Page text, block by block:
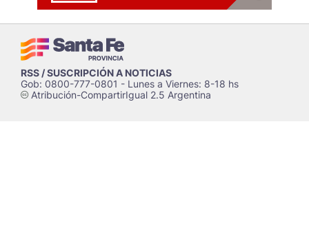
RSS / SUSCRIPCIÓN A NOTICIAS
Gob: 0800-777-0801 - Lunes a Viernes: 8-18 hs
cAtribución-CompartirIgual 2.5 Argentina